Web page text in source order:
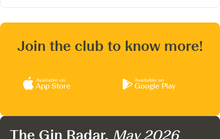
Join the club to know more!
Available on
App Store
Available on
Google Play
The Gin Radar, May 2026